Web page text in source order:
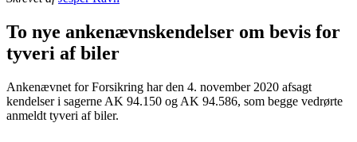
To nye ankenævnskendelser om bevis for
tyveri af biler
Ankenævnet for Forsikring har den 4. november 2020 afsagt
kendelser i sagerne AK 94.150 og AK 94.586, som begge vedrørte
anmeldt tyveri af biler.